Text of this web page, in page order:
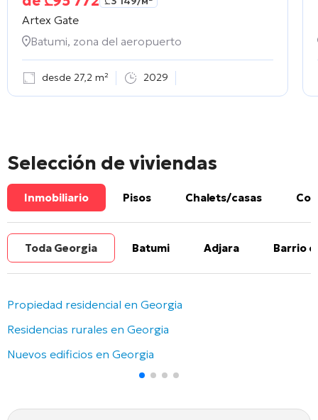
Artex Gate
Batumi, zona del aeropuerto
desde 27,2 m² 2029
Selección de viviendas
Inmobiliario Pisos Chalets/casas
Toda Georgia Batumi Adjara Barrio
Propiedad residencial en Georgia
Residencias rurales en Georgia
Nuevos edificios en Georgia